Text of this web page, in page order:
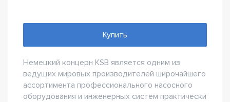
Купить
Немецкий концерн KSB является одним из
ведущих мировых производителей широчайшего
ассортимента профессионального насосного
оборудования и инженерных систем практически